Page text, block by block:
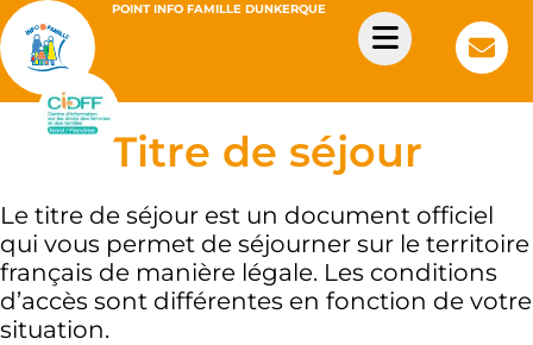
POINT INFO FAMILLE DUNKERQUE
Titre de séjour
Le titre de séjour est un document officiel
qui vous permet de séjourner sur le territoire
français de manière légale. Les conditions
d’accès sont différentes en fonction de votre
situation.